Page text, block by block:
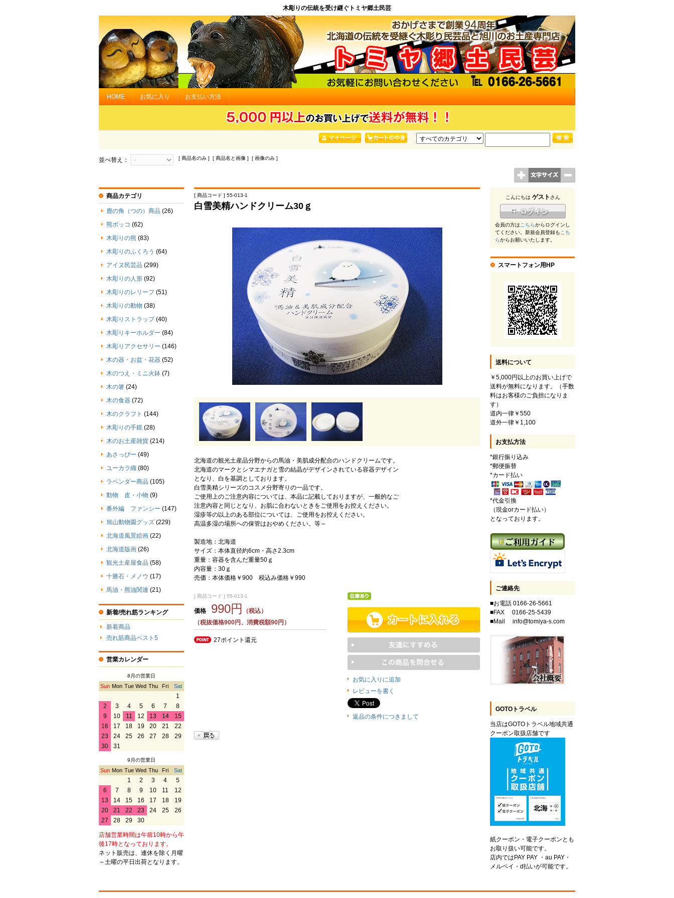
木彫りの伝統を受け継ぐトミヤ郷土民芸
HOME お気に入り お支払い方法
並べ替え： [ 商品名のみ ] [ 商品名と画像 ] [ 画像のみ ]
[ 商品コード ] 55-013-1
白雪美精ハンドクリーム30ｇ
北海道の観光土産品分野からの馬油・美肌成分配合のハンドクリームです。
北海道のマークとシマエナガと雪の結晶がデザインされている容器デザイン
となり、白を基調としております。
白雪美精シリーズのコスメ分野寄りの一品です。
ご使用上のご注意内容については、本品に記載しておりますが、一般的なご
注意内容と同じとなり、お肌に合わないときをご使用をお控えください。
湿疹等の以上のある部位については、ご使用をお控えください。
高温多湿の場所への保管はおやめください。等～
製造地：北海道
サイズ：本体直径約6cm・高さ2.3cm
重量：容器を含んだ重量50ｇ
内容量：30ｇ
売価：本体価格￥900 税込み価格￥990
[ 商品コード ] 55-013-1
価格 990円
（税込）
（税抜価格900円、消費税額90円）
27ポイント還元
お気に入りに追加
レビューを書く
返品の条件につきまして
商品カテゴリ
鹿の角（つの）商品 (26)
熊ボッコ (62)
木彫りの熊 (83)
木彫りのふくろう (64)
アイヌ民芸品 (299)
木彫りの人形 (92)
木彫りのレリーフ (51)
木彫りの動物 (38)
木彫りストラップ (40)
木彫りキーホルダー (84)
木彫りアクセサリー (146)
木の器・お盆・花器 (52)
木のつえ・ミニ火鉢 (7)
木の箸 (24)
木の食器 (72)
木のクラフト (144)
木彫りの手鏡 (28)
木のお土産雑貨 (214)
あさっぴー (49)
ユーカラ織 (80)
ラベンダー商品 (105)
動物 皮・小物 (9)
番外編 ファンシー (147)
旭山動物園グッズ (229)
北海道風景絵画 (22)
北海道版画 (26)
観光土産屋食品 (58)
十勝石・メノウ (17)
馬油・熊油関連 (21)
新着/売れ筋ランキング
新着商品
売れ筋商品ベスト5
営業カレンダー
8月の営業日
Sun Mon Tue Wed Thu Fri Sat
1
2
3 4 5 6 7
8
9
10 11 12 13 14
15
16
17 18 19 20 21
22
23
24 25 26 27 28
29
30
31
9月の営業日
Sun Mon Tue Wed Thu Fri Sat
1 2 3 4
5
6
7 8 9 10 11
12
13
14 15 16 17 18
19
20
21 22 23 24 25
26
27
28 29 30
店舗営業時間は午前10時から午
後17時となっております。
ネット販売は、連休を除く月曜
～土曜の平日出荷となります。
こんにちは ゲスト さん
会員の方はこちらからログインし
てください。新規会員登録もこち
らからお願いいたします。
スマートフォン用HP
送料について
￥5,000円以上のお買い上げで
送料が無料になります。（手数
料はお客様のご負担になりま
す）
道内一律￥550
道外一律￥1,100
お支払方法
*銀行振り込み
*郵便振替
*カード払い
*代金引換
（現金orカード払い）
となっております。
ご連絡先
■お電話 0166-26-5661
■FAX 0166-25-5439
■Mail info@tomiya-s.com
GOTOトラベル
当店はGOTOトラベル地域共通
クーポン取扱店舗です
紙クーポン・電子クーポンとも
お取り扱い可能です。
店内ではPAY PAY ・au PAY・
メルペイ・d払いが可能です。